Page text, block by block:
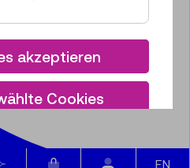
2026 TMW
Merkliste Artikel im Warenkorb
EN
akzeptieren
Cookies
Cookies